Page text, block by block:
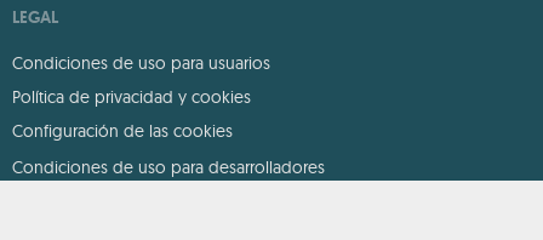
LEGAL
Condiciones de uso para usuarios
Política de privacidad y cookies
Configuración de las cookies
Condiciones de uso para desarrolladores